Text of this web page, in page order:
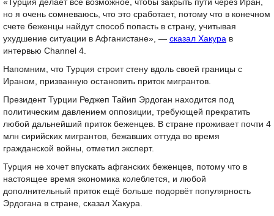
«Турция делает всё возможное, чтобы закрыть пути через Иран,
но я очень сомневаюсь, что это сработает, потому что в конечном
счете беженцы найдут способ попасть в страну, учитывая
ухудшение ситуации в Афганистане», — сказал Хакура в
интервью Channel 4.
Напомним, что Турция строит стену вдоль своей границы с
Ираном, призванную остановить приток мигрантов.
Президент Турции Реджеп Тайип Эрдоган находится под
политическим давлением оппозиции, требующей прекратить
любой дальнейший приток беженцев. В стране проживает почти 4
млн сирийских мигрантов, бежавших оттуда во время
гражданской войны, отметил эксперт.
Турция не хочет впускать афганских беженцев, потому что в
настоящее время экономика колеблется, и любой
дополнительный приток ещё больше подорвёт популярность
Эрдогана в стране, сказал Хакура.